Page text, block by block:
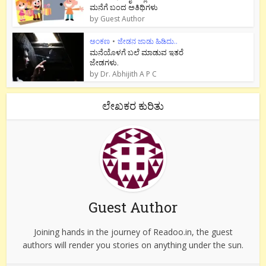
ಮನೆಗೆ ಬಂದ ಅತಿಥಿಗಳು
by Guest Author
ಅಂಕಣ • ಜೇಡನ ಜಾಡು ಹಿಡಿದು..
ಮನೆಯೊಳಗೆ ಬಲೆ ಮಾಡುವ ಇತರೆ
ಜೇಡಗಳು.
by Dr. Abhijith A P C
ಲೇಖಕರ ಕುರಿತು
Guest Author
Joining hands in the journey of Readoo.in, the guest
authors will render you stories on anything under the sun.